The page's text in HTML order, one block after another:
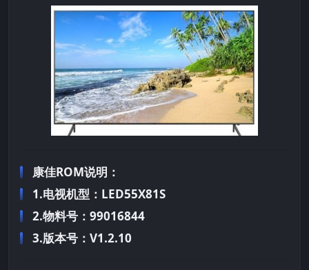
康佳ROM说明：
1.电视机型：LED55X81S
2.物料号：99016844
3.版本号：V1.2.10